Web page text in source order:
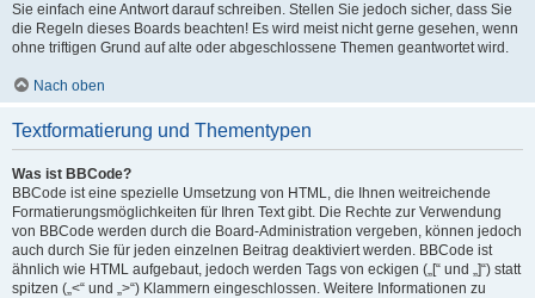
Sie einfach eine Antwort darauf schreiben. Stellen Sie jedoch sicher, dass Sie
die Regeln dieses Boards beachten! Es wird meist nicht gerne gesehen, wenn
ohne triftigen Grund auf alte oder abgeschlossene Themen geantwortet wird.
Nach oben
Textformatierung und Thementypen
Was ist BBCode?
BBCode ist eine spezielle Umsetzung von HTML, die Ihnen weitreichende
Formatierungsmöglichkeiten für Ihren Text gibt. Die Rechte zur Verwendung
von BBCode werden durch die Board-Administration vergeben, können jedoch
auch durch Sie für jeden einzelnen Beitrag deaktiviert werden. BBCode ist
ähnlich wie HTML aufgebaut, jedoch werden Tags von eckigen („[“ und „]“) statt
spitzen („<“ und „>“) Klammern eingeschlossen. Weitere Informationen zu